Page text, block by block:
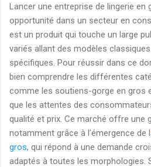
Lancer une entreprise de lingerie en
opportunité dans un secteur en
est un produit qui touche un large
variés allant des modèles
spécifiques. Pour réussir dans ce
bien comprendre les différentes
comme les soutiens-gorge en gros
que les attentes des
qualité et prix. Ce marché offre une
notamment grâce à l’émergence de
gros, qui répond à une demande
adaptés à toutes les morphologies.